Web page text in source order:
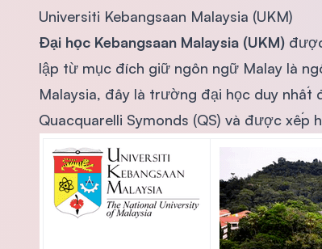
Universiti Kebangsaan Malaysia (UKM)
Đại học Kebangsaan Malaysia (UKM)
lập từ mục đích giữ ngôn ngữ Malay là
Malaysia, đây là trường đại học duy
Quacquarelli Symonds (QS) và được xếp